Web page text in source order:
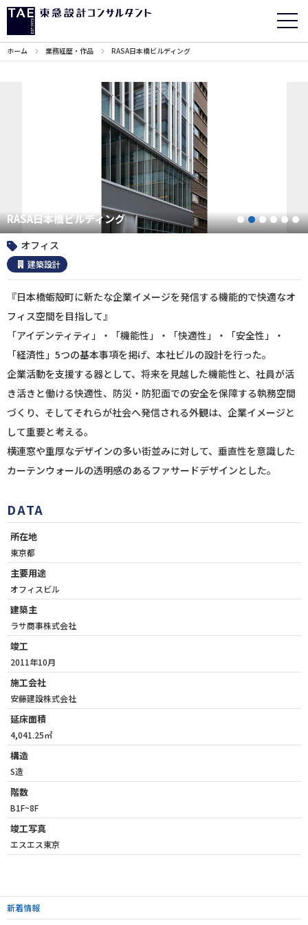
ホーム 業務経歴・作品 RASA日本橋ビルディング
RASA日本橋ビルディング 1 2 3 4 5
オフィス
建築設計
『日本橋蛎殻町に新たな企業イメージを発信する機能的で快適なオ
フィス空間を目指して』
「アイデンティティ」・「機能性」・「快適性」・「安全性」・
「経済性」5つの基本事項を掲げ、本社ビルの設計を行った。
企業活動を支援する器として、将来を見越した機能性と、社員が活
き活きと働ける快適性、防災・防犯面での安全を保障する執務空間
づくり、そしてそれらが社会へ発信される外観は、企業イメージと
して重要と考える。
横連窓や重厚なデザインの多い街並みに対して、垂直性を意識した
カーテンウォールの透明感のあるファサードデザインとした。
DATA
所在地
東京都
主要用途
オフィスビル
建築主
ラサ商事株式会社
竣工
2011年10月
施工会社
安藤建設株式会社
延床面積
4,041.25㎡
構造
S造
階数
B1F~8F
竣工写真
エスエス東京
新着情報